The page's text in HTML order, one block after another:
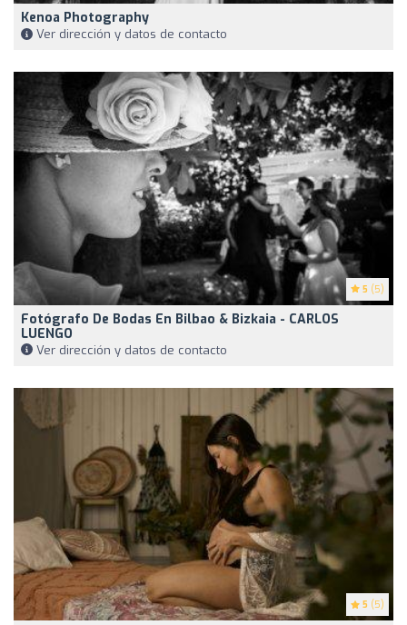
Kenoa Photography
Ver dirección y datos de contacto
5 (5)
Fotógrafo De Bodas En Bilbao & Bizkaia - CARLOS
LUENGO
Ver dirección y datos de contacto
5 (5)